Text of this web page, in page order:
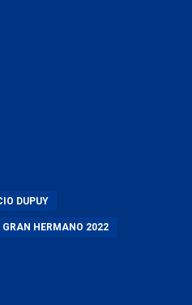
DUPUY
GRAN HERMANO 2022